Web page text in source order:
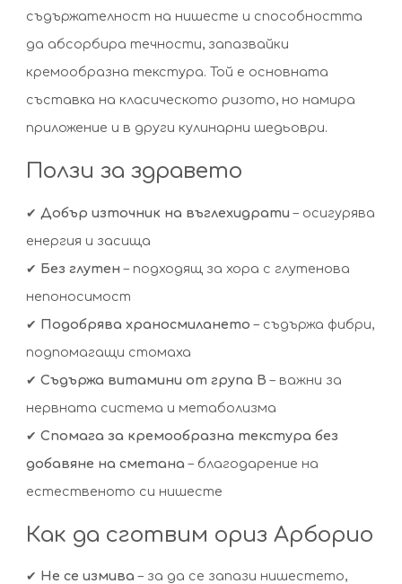
съдържателност на нишесте и способността
да абсорбира течности, запазвайки
кремообразна текстура. Той е основната
съставка на класическото ризото, но намира
приложение и в други кулинарни шедьоври.
Ползи за здравето
✔ Добър източник на въглехидрати – осигурява
енергия и засища
✔ Без глутен – подходящ за хора с глутенова
непоносимост
✔ Подобрява храносмилането – съдържа фибри,
подпомагащи стомаха
✔ Съдържа витамини от група B – важни за
нервната система и метаболизма
✔ Спомага за кремообразна текстура без
добавяне на сметана – благодарение на
естественото си нишесте
Как да сготвим ориз Арборио
✔ Не се измива – за да се запази нишестето,